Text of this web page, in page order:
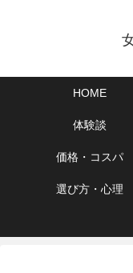
HOME
体験談
価格・コスパ
選び方・心理